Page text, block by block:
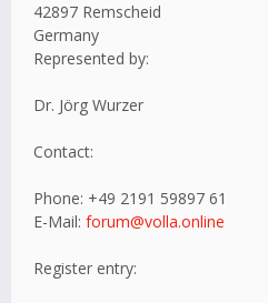
42897 Remscheid
Germany
Represented by:
Dr. Jörg Wurzer
Contact:
Phone: +49 2191 59897 61
E-Mail: forum@volla.online
Register entry: